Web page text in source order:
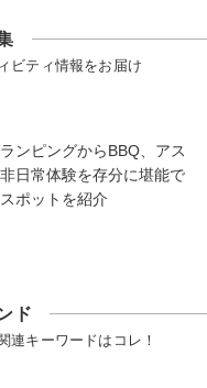
ビティ情報をお届け
ンピングからBBQ、アス
日常体験を存分に堪能で
ポットを紹介
ド
連キーワードはコレ！